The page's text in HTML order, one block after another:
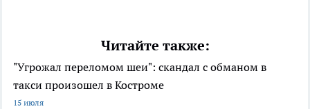
Читайте также:
"Угрожал переломом шеи": скандал с обманом в
такси произошел в Костроме
15 июля